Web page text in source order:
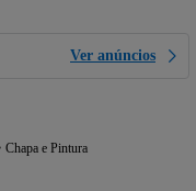
Ver anúncios
Chapa e Pintura